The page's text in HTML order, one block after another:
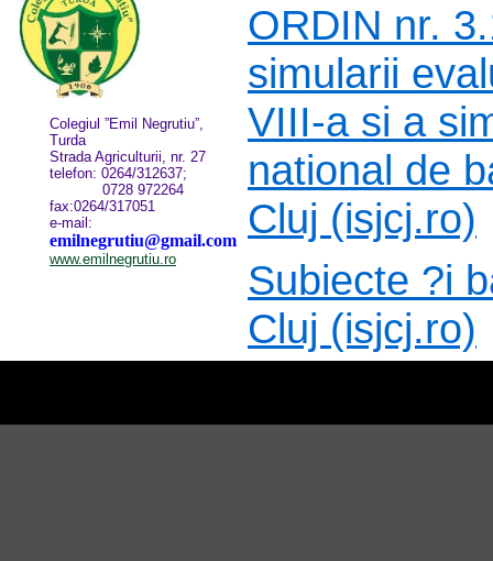
Colegiul ”Emil Negrutiu”,
Turda
Strada Agriculturii, nr. 27
telefon: 0264/312637;
0728 972264
fax:0264/317051
e-mail:
emilnegrutiu@gmail.com
www.emilnegrutiu.ro
ORDIN nr.
simularii
VIII-a si a
national de
Cluj (isjcj.ro)
Subiecte ?i
Cluj (isjcj.ro)